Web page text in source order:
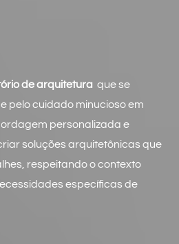
de arquitetura que se
pelo cuidado minucioso em
personalizada e
soluções arquitetônicas que
respeitando o contexto
específicas de